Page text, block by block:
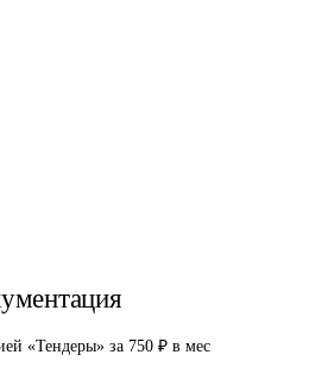
«Тендеры» за 750 ₽ в мес